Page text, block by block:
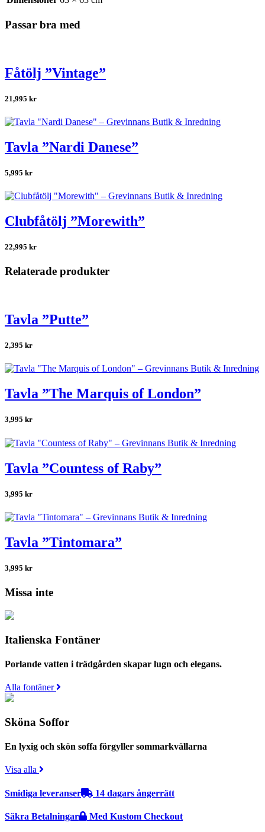
Passar bra med
Fåtölj ”Vintage”
21,995 kr
Tavla ”Nardi Danese”
5,995 kr
Clubfåtölj ”Morewith”
22,995 kr
Relaterade produkter
Tavla ”Putte”
2,395 kr
Tavla ”The Marquis of London”
3,995 kr
Tavla ”Countess of Raby”
3,995 kr
Tavla ”Tintomara”
3,995 kr
Missa inte
Italienska Fontäner
Porlande vatten i trädgården skapar lugn och elegans.
Alla fontäner
Sköna Soffor
En lyxig och skön soffa förgyller sommarkvällarna
Visa alla
Smidiga leveranser 14 dagars ångerrätt
Säkra Betalningar Med Kustom Checkout